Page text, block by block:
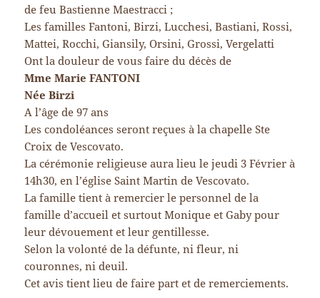
de feu Bastienne Maestracci ;
Les familles Fantoni, Birzi, Lucchesi, Bastiani, Rossi,
Mattei, Rocchi, Giansily, Orsini, Grossi, Vergelatti
Ont la douleur de vous faire du décès de
Mme Marie FANTONI
Née Birzi
A l’âge de 97 ans
Les condoléances seront reçues à la chapelle Ste
Croix de Vescovato.
La cérémonie religieuse aura lieu le jeudi 3 Février à
14h30, en l’église Saint Martin de Vescovato.
La famille tient à remercier le personnel de la
famille d’accueil et surtout Monique et Gaby pour
leur dévouement et leur gentillesse.
Selon la volonté de la défunte, ni fleur, ni
couronnes, ni deuil.
Cet avis tient lieu de faire part et de remerciements.